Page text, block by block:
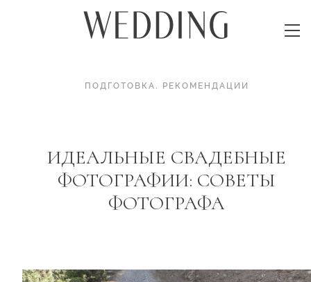
ПОДГОТОВКА. РЕКОМЕНДАЦИИ
ИДЕАЛЬНЫЕ СВАДЕБНЫЕ
ФОТОГРАФИИ: СОВЕТЫ
ФОТОГРАФА